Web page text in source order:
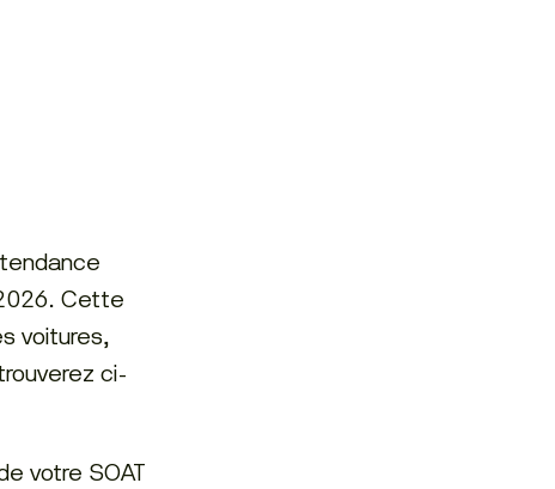
Cette
voitures,
ci-
votre SOAT